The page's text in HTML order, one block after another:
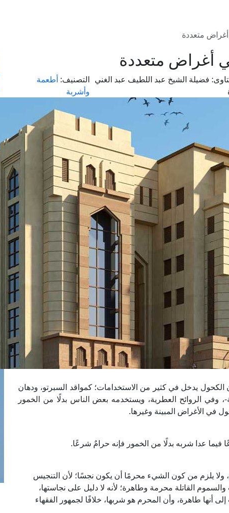
متعددة
أغراض متعددة
فضيلة الشيخ عبد اللطيف عبد الغني التصنيف: أطعمة
وأشربة
يدخل في كثير من الاستخدامات؛ كمواقد السبرتو، ودهان
، وفي الروائح العطرية، ويستخدمه بعض الناس بدلًا من الخمور
في الأغراض المبينة وغيرها.
عدا شربه بدلًا من الخمور فإنه حرامٌ شرعًا.
، ولا يلزم من كون الشيء محرمًا أن يكون نجسًا؛ لأن التنجيس
القاتلة محرمة وطاهرة؛ لأنه لا دليل على نجاستها،
أنها طاهرة، وأن المحرم هو شربها، خلافًا لجمهور الفقهاء